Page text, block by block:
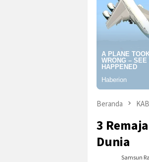
Beranda
3
Dunia
Samsun